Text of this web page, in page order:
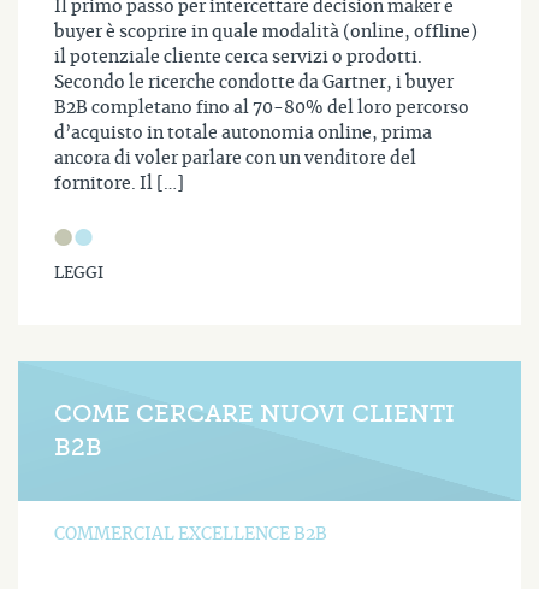
Il primo passo per intercettare decision maker e
buyer è scoprire in quale modalità (online, offline)
il potenziale cliente cerca servizi o prodotti.
Secondo le ricerche condotte da Gartner, i buyer
B2B completano fino al 70-80% del loro percorso
d’acquisto in totale autonomia online, prima
ancora di voler parlare con un venditore del
fornitore. Il […]
LEGGI
COME CERCARE NUOVI CLIENTI
B2B
COMMERCIAL EXCELLENCE B2B